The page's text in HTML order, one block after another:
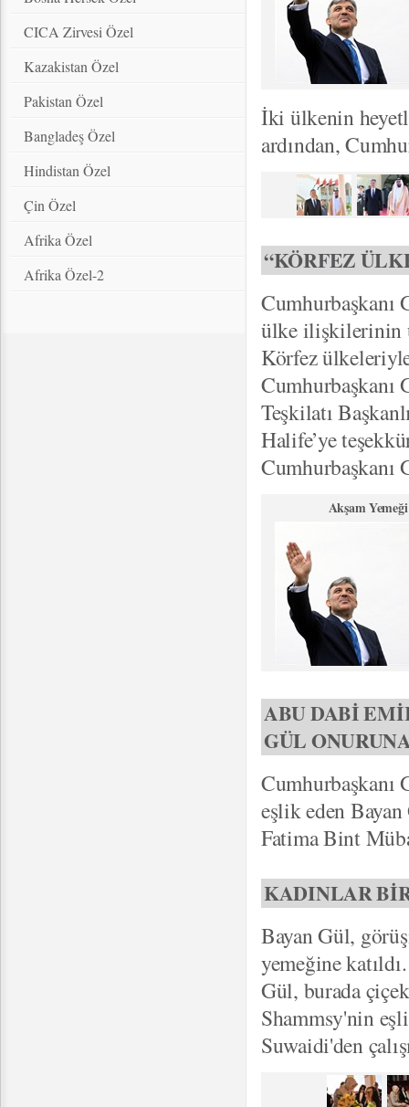
CICA Zirvesi Özel
Kazakistan Özel
Pakistan Özel
Bangladeş Özel
Hindistan Özel
Çin Özel
Afrika Özel
Afrika Özel-2
İki ülkenin
ardından,
“KÖRFEZ
Cumhurbaşkanı
ülke ilişkilerinin
Körfez
Teşkilatı
Halife’ye
Cumhurbaşkanı
Akşam Yemeği
ABU DABİ
GÜL
eşlik eden
Fatima Bint
KADINLAR
Bayan Gül,
yemeğine
Gül, burada
Shammsy'nin
Suwaidi'den